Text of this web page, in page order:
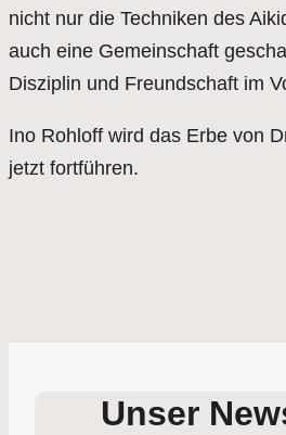
nicht nur die Techniken des
auch eine Gemeinschaft
Disziplin und Freundschaft im
Ino Rohloff wird das Erbe von
jetzt fortführen.
Unser